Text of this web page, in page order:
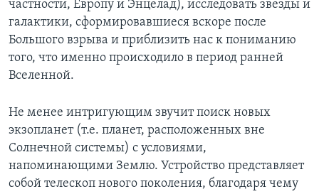
частности, Европу и Энцелад), исследовать звезды и
галактики, сформировавшиеся вскоре после
Большого взрыва и приблизить нас к пониманию
того, что именно происходило в период ранней
Вселенной.
Не менее интригующим звучит поиск новых
экзопланет (т.е. планет, расположенных вне
Солнечной системы) с условиями,
напоминающими Землю. Устройство представляет
собой телескоп нового поколения, благодаря чему